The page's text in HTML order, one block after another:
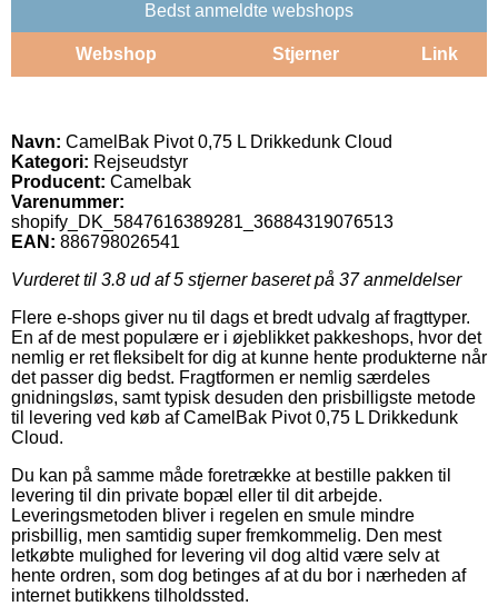
Bedst anmeldte webshops
Webshop Stjerner Link
Navn: CamelBak Pivot 0,75 L Drikkedunk Cloud
Kategori: Rejseudstyr
Producent: Camelbak
Varenummer:
shopify_DK_5847616389281_36884319076513
EAN: 886798026541
Vurderet til 3.8 ud af 5 stjerner baseret på 37anmeldelser
Flere e-shops giver nu til dags et bredt udvalg af fragttyper.
En af de mest populære er i øjeblikket pakkeshops, hvor det
nemlig er ret fleksibelt for dig at kunne hente produkterne når
det passer dig bedst. Fragtformen er nemlig særdeles
gnidningsløs, samt typisk desuden den prisbilligste metode
til levering ved køb af CamelBak Pivot 0,75 L Drikkedunk
Cloud.
Du kan på samme måde foretrække at bestille pakken til
levering til din private bopæl eller til dit arbejde.
Leveringsmetoden bliver i regelen en smule mindre
prisbillig, men samtidig super fremkommelig. Den mest
letkøbte mulighed for levering vil dog altid være selv at
hente ordren, som dog betinges af at du bor i nærheden af
internet butikkens tilholdssted.